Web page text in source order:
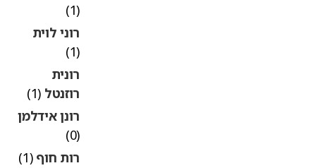
רוני לוית
רונית
רוזנטל(1)
רונן אידלמן
רות חוף(1)